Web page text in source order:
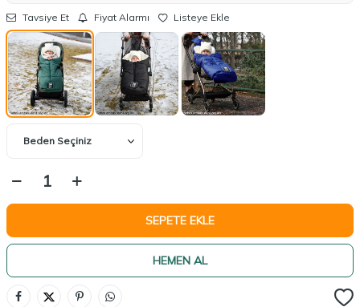
Tavsiye Et Fiyat Alarmı Listeye Ekle
SEPETE EKLE
HEMEN AL